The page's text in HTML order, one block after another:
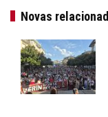
Novas